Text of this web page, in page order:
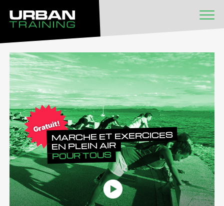
Gratuit!
MARCHE ET EXERCICES
EN PLEIN AIR
POUR TOUS